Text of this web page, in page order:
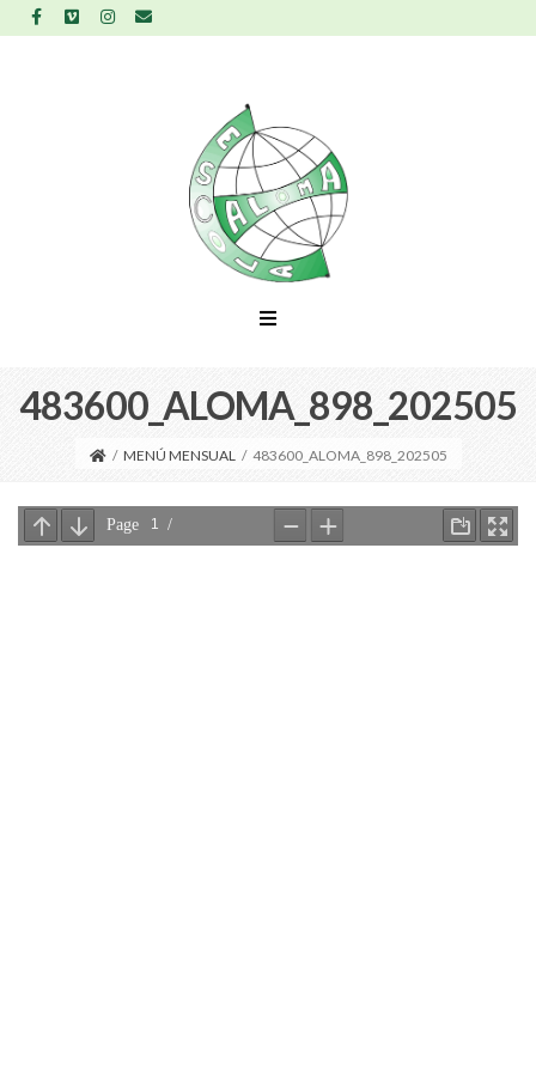
483600_ALOMA_898_202505
/ MENÚ MENSUAL / 483600_ALOMA_898_202505